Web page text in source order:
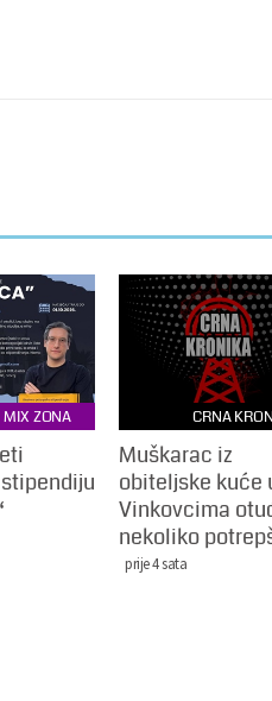
MIX ZONA CRNA
Muškarac iz
obiteljske kuće
Vinkovcima
nekoliko
prije 4 sata